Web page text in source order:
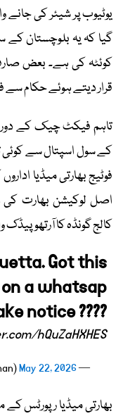
گیا کہ یہ بلوچستان
کوئٹہ کی ہے۔ بعض
قرار دیتے ہوئے حکام سے
تاہم فیکٹ چیک کے
کے سول اسپتال سے کوئی
فوٹیج بھارتی میڈیا
اصل لوکیشن بھارت کی
کالج گونڈہ کا آرتھوپیڈک
Got this
a whatsap
notice ????
hQuZaHXHES
— Mubasher Lucman (@mubasherlucman)
May 22, 2026